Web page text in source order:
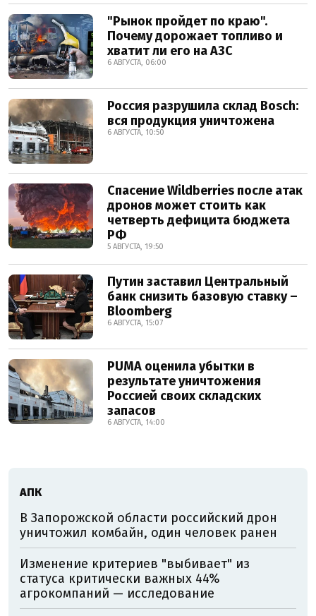
"Рынок пройдет по краю".
Почему дорожает топливо и
хватит ли его на АЗС
6 АВГУСТА, 06:00
Россия разрушила склад Bosch:
вся продукция уничтожена
6 АВГУСТА, 10:50
Спасение Wildberries после атак
дронов может стоить как
четверть дефицита бюджета
РФ
5 АВГУСТА, 19:50
Путин заставил Центральный
банк снизить базовую ставку –
Bloomberg
6 АВГУСТА, 15:07
PUMA оценила убытки в
результате уничтожения
Россией своих складских
запасов
6 АВГУСТА, 14:00
АПК
В Запорожской области российский дрон
уничтожил комбайн, один человек ранен
Изменение критериев "выбивает" из
статуса критически важных 44%
агрокомпаний — исследование